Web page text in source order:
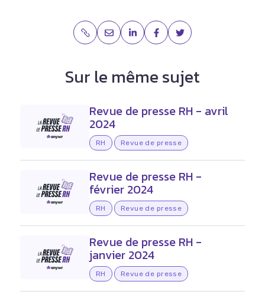
Sur le même sujet
Revue de presse RH - avril
2024
RH Revue de presse
Revue de presse RH -
février 2024
RH Revue de presse
Revue de presse RH -
janvier 2024
RH Revue de presse